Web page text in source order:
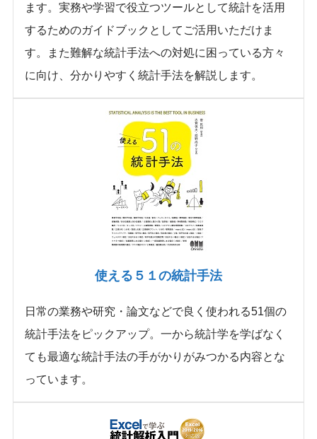
ます。実務や学習で役立つツールとして統計を活用
するためのガイドブックとしてご活用いただけま
す。また難解な統計手法への対処に困っている方々
に向け、分かりやすく統計手法を解説します。
使える５１の統計手法
日常の業務や研究・論文などで良く使われる51個の
統計手法をピックアップ。一から統計学を学ばなく
ても最適な統計手法の手がかりがみつかる内容とな
っています。